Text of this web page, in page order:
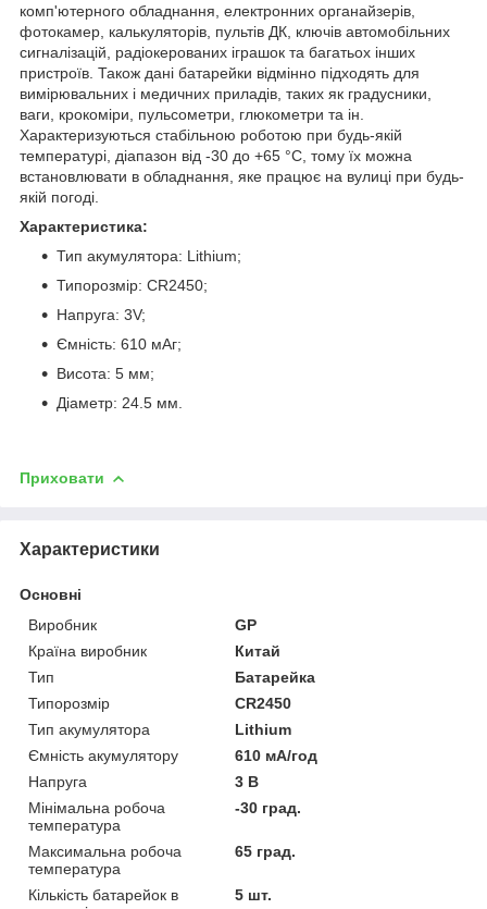
комп'ютерного обладнання, електронних органайзерів,
фотокамер, калькуляторів, пультів ДК, ключів автомобільних
сигналізацій, радіокерованих іграшок та багатьох інших
пристроїв. Також дані батарейки відмінно підходять для
вимірювальних і медичних приладів, таких як градусники,
ваги, крокоміри, пульсометри, глюкометри та ін.
Характеризуються стабільною роботою при будь-якій
температурі, діапазон від -30 до +65 °C, тому їх можна
встановлювати в обладнання, яке працює на вулиці при будь-
якій погоді.
Характеристика:
Тип акумулятора: Lithium;
Типорозмір: CR2450;
Напруга: 3V;
Ємність: 610 мАг;
Висота: 5 мм;
Діаметр: 24.5 мм.
Приховати
Характеристики
Основні
Виробник
GP
Країна виробник
Китай
Тип
Батарейка
Типорозмір
CR2450
Тип акумулятора
Lithium
Ємність акумулятору
610 мА/год
Напруга
3 В
Мінімальна робоча
температура
-30 град.
Максимальна робоча
температура
65 град.
Кількість батарейок в
5 шт.